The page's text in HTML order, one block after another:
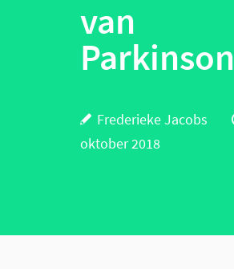
van
Parkinson
Frederieke Jacobs
oktober 2018